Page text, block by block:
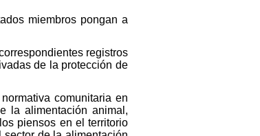
miembros pongan a
registros
de la protección de
comunitaria en
la alimentación animal,
piensos en el territorio